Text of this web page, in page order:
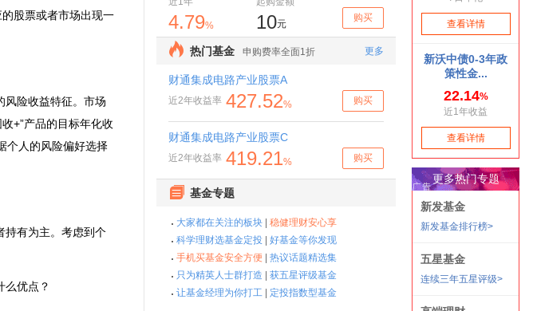
股票或者市场出现一
险收益特征。市场
+”产品的目标年化收
个人的风险偏好选择
有为主。考虑到个
么优点？